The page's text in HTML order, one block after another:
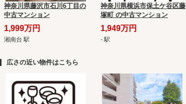
神奈川県藤沢市石川6丁目の
中古マンション
1,999万円
湘南台 駅
神奈川県横浜市保土ケ谷区藤
塚町 の中古マンション
1,949万円
- 駅
広さの近い物件はこちら